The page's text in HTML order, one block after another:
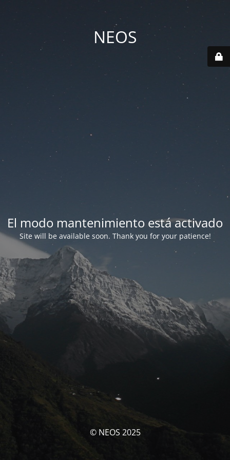
NEOS
El modo mantenimiento está activado
Site will be available soon. Thank you for your patience!
© NEOS 2025